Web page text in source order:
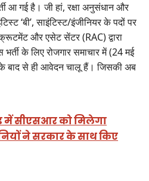
आ गई है। जी हां, रक्षा अनुसंधान और
‘बी’, साइंटिस्ट/इंजीनियर के पदों पर
और एसेट सेंटर (RAC) द्वारा
के लिए रोजगार समाचार में (24 मई
के बाद से ही आवेदन चालू हैं। जिसकी अब
में सीएसआर को मिलेगा
ने सरकार के साथ किए